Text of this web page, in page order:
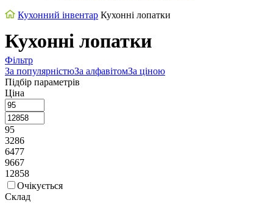
Кухонний інвентар Кухонні лопатки
Кухонні лопатки
Фільтр
За популярністюЗа алфавітомЗа ціною
Підбір параметрів
Ціна
95
3286
6477
9667
12858
Очікується
Склад